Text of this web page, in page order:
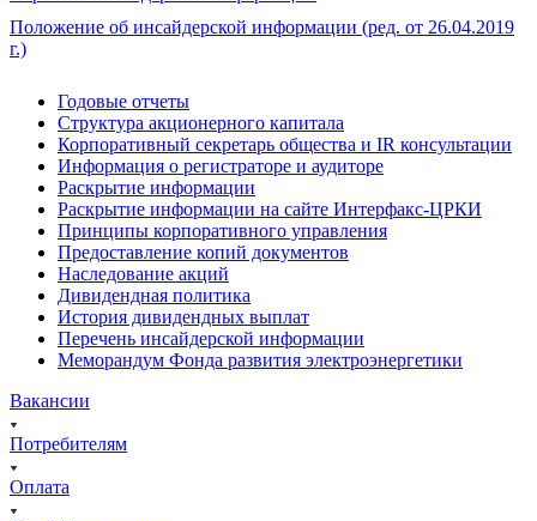
Положение об инсайдерской информации (ред. от 26.04.2019
г.)
Годовые отчеты
Структура акционерного капитала
Корпоративный секретарь общества и IR консультации
Информация о регистраторе и аудиторе
Раскрытие информации
Раскрытие информации на сайте Интерфакс-ЦРКИ
Принципы корпоративного управления
Предоставление копий документов
Наследование акций
Дивидендная политика
История дивидендных выплат
Перечень инсайдерской информации
Меморандум Фонда развития электроэнергетики
Вакансии
Потребителям
Оплата